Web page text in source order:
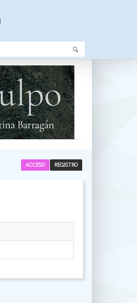
REGISTRO
ACCESO